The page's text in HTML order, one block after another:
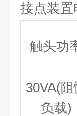
接点装
触头功
30VA(
负载)